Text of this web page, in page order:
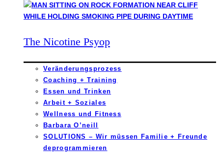
The Nicotine Psyop
Veränderungsprozess
Coaching + Training
Essen und Trinken
Arbeit + Soziales
Wellness und Fitness
Barbara O’neill
SOLUTIONS – Wir müssen Familie + Freunde
deprogrammieren